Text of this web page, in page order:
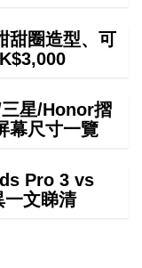
甜圈造型、可
三星/Honor摺
幕尺寸一覽
Pro 3 vs
文睇清